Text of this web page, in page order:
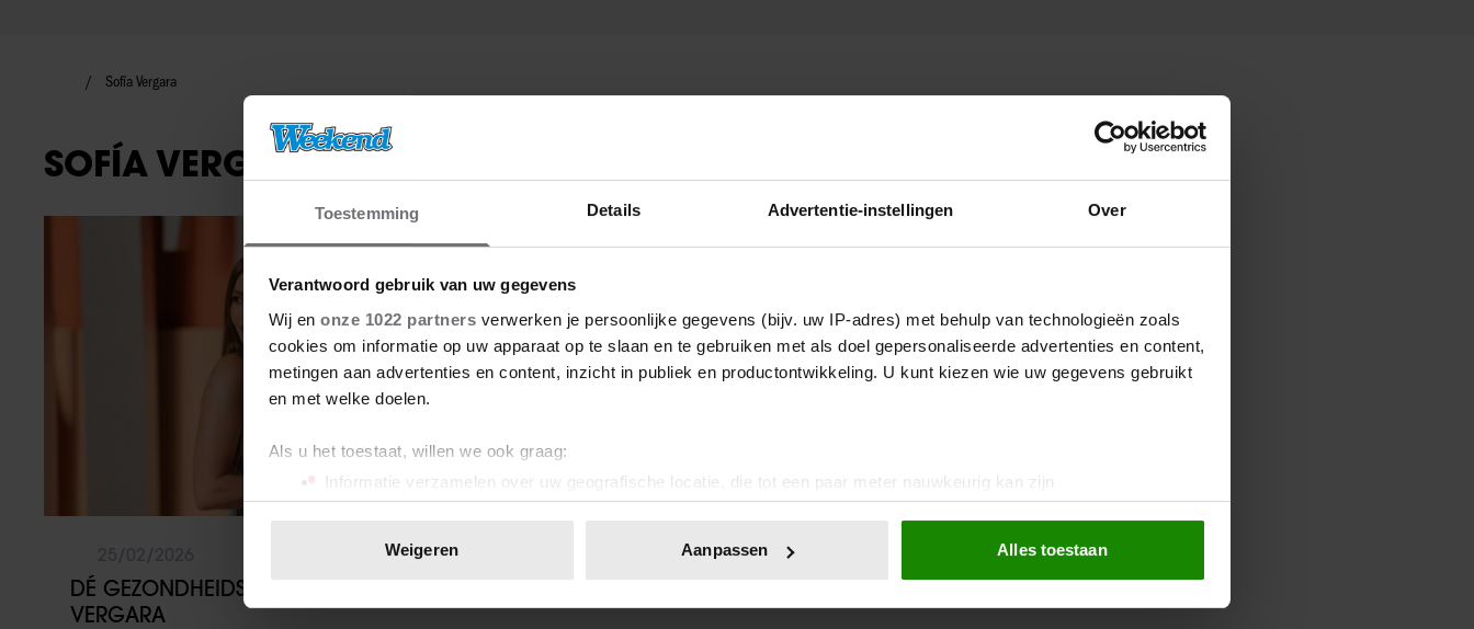
Toestemming Details Advertentie-instellingen Over
Verantwoord gebruik van uw gegevens
Wij en onze 1022 partners verwerken je persoonlijke gegevens (bijv. uw IP-adres) met behulp van technologieën zoals
cookies om informatie op uw apparaat op te slaan en te gebruiken met als doel gepersonaliseerde advertenties en content,
metingen aan advertenties en content, inzicht in publiek en productontwikkeling. U kunt kiezen wie uw gegevens gebruikt
en met welke doelen.
Als u het toestaat, willen we ook graag:
Informatie verzamelen over uw geografische locatie, die tot een paar meter nauwkeurig kan zijn
Uw apparaat identificeren door het actief te scannen op specifieke eigenschappen (fingerprinting)
toestemming op elk moment wijzigen of intrekken in de Cookieverklaring.
Weigeren Aanpassen Alles toestaan
Sofía Vergara
SOFÍA VERGARA
DÉ GEZONDHEIDSTIP VAN SOFÍA
VERGARA